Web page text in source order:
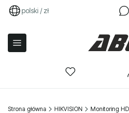
polski / zł
Strona główna HIKVISION Monitoring